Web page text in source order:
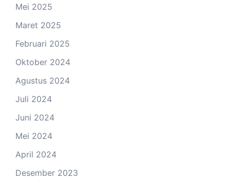
Mei 2025
Maret 2025
Februari 2025
Oktober 2024
Agustus 2024
Juli 2024
Juni 2024
Mei 2024
April 2024
Desember 2023